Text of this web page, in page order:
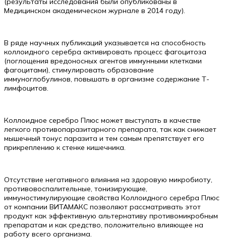
Медицинском академическом журнале в 2014 году).
В ряде научных публикаций указывается на способность
коллоидного серебра активировать процесс фагоцитоза
(поглощения вредоносных агентов иммунными клетками
фагоцитами), стимулировать образование
иммуноглобулинов, повышать в организме содержание Т-
лимфоцитов.
Коллоидное серебро Плюс может выступать в качестве
легкого противопаразитарного препарата, так как снижает
мышечный тонус паразита и тем самым препятствует его
прикреплению к стенке кишечника.
Отсутствие негативного влияния на здоровую микробиоту,
противовоспалительные, тонизирующие,
иммуностимулирующие свойства Коллоидного серебра Плюс
от компании ВИТАМАКС позволяют рассматривать этот
продукт как эффективную альтернативу противомикробным
препаратам и как средство, положительно влияющее на
работу всего организма.